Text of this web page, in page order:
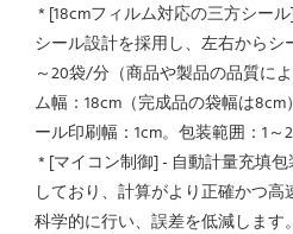
シール設計を採用し、左右からシ
～20袋/分（商品や製品の品質に
ム幅：18cm（完成品の袋幅は8cm
ール印刷幅：1cm。包装範囲：1～
しており、計算がより正確かつ
科学的に行い、誤差を低減しま